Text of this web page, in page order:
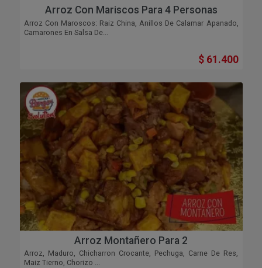
Arroz Con Mariscos Para 4 Personas
Arroz Con Maroscos: Raiz China, Anillos De Calamar Apanado,
Camarones En Salsa De...
$ 61.400
Arroz Montañero Para 2
Arroz, Maduro, Chicharron Crocante, Pechuga, Carne De Res,
Maiz Tierno, Chorizo ...